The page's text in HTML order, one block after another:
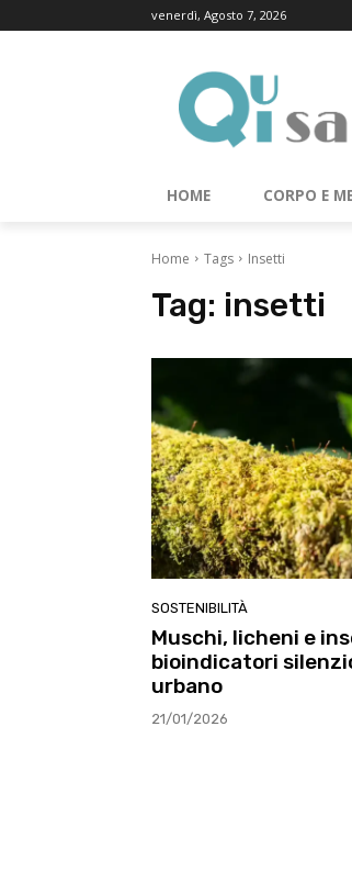
venerdì, Agosto 7, 2026
HOME CORPO E
Home Tags Insetti
Tag: insetti
SOSTENIBILITÀ
Muschi, licheni e
bioindicatori
urbano
21/01/2026